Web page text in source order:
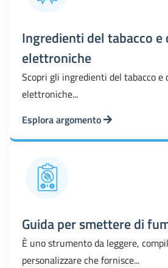
Ingredienti del tabacco
elettroniche
Scopri gli ingredienti del tabacco e
elettroniche...
Esplora argomento
Guida per smettere di
È uno strumento da leggere,
personalizzare che fornisce...